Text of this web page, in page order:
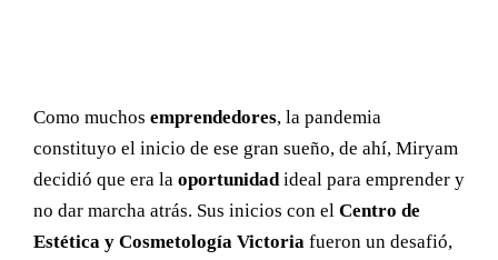
Como muchos emprendedores, la pandemia
constituyo el inicio de ese gran sueño, de ahí, Miryam
decidió que era la oportunidadideal para emprender y
no dar marcha atrás. Sus inicios con el Centro de
Estética y Cosmetología Victoria fueron un desafió,